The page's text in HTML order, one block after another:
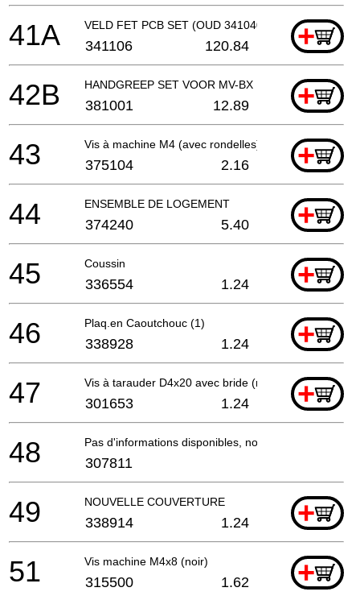
VELD FET PCB SET (OUD 341040) +
41A 341106 120.84
HANDGREEP SET VOOR MV-BX BAT +
42B 381001 12.89
Vis à machine M4 (avec rondelles) +
43 375104 2.16
ENSEMBLE DE LOGEMENT +
44 374240 5.40
Coussin +
45 336554 1.24
Plaq.en Caoutchouc (1) +
46 338928 1.24
Vis à tarauder D4x20 avec bride (noir) +
47 301653 1.24
Pas d'informations disponibles, non commandable
48 307811
NOUVELLE COUVERTURE +
49 338914 1.24
Vis machine M4x8 (noir) +
51 315500 1.62